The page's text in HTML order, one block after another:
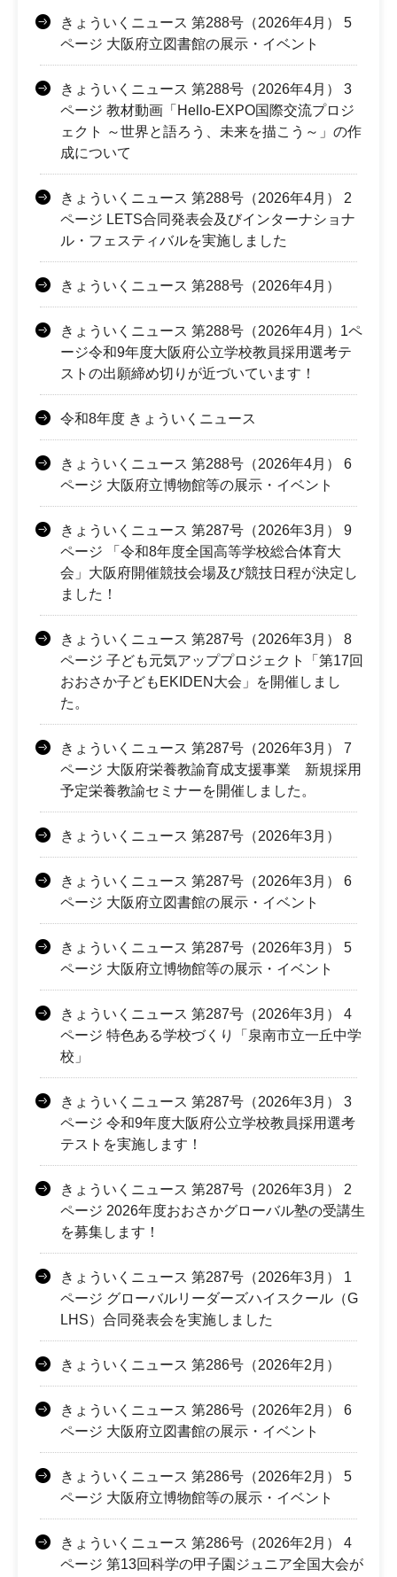
きょういくニュース 第288号（2026年4月） 5
ページ 大阪府立図書館の展示・イベント
きょういくニュース 第288号（2026年4月） 3
ページ 教材動画「Hello-EXPO国際交流プロジ
ェクト ～世界と語ろう、未来を描こう～」の作
成について
きょういくニュース 第288号（2026年4月） 2
ページ LETS合同発表会及びインターナショナ
ル・フェスティバルを実施しました
きょういくニュース 第288号（2026年4月）
きょういくニュース 第288号（2026年4月）1ペ
ージ令和9年度大阪府公立学校教員採用選考テ
ストの出願締め切りが近づいています！
令和8年度 きょういくニュース
きょういくニュース 第288号（2026年4月） 6
ページ 大阪府立博物館等の展示・イベント
きょういくニュース 第287号（2026年3月） 9
ページ 「令和8年度全国高等学校総合体育大
会」大阪府開催競技会場及び競技日程が決定し
ました！
きょういくニュース 第287号（2026年3月） 8
ページ 子ども元気アッププロジェクト「第17回
おおさか子どもEKIDEN大会」を開催しまし
た。
きょういくニュース 第287号（2026年3月） 7
ページ 大阪府栄養教諭育成支援事業 新規採用
予定栄養教諭セミナーを開催しました。
きょういくニュース 第287号（2026年3月）
きょういくニュース 第287号（2026年3月） 6
ページ 大阪府立図書館の展示・イベント
きょういくニュース 第287号（2026年3月） 5
ページ 大阪府立博物館等の展示・イベント
きょういくニュース 第287号（2026年3月） 4
ページ 特色ある学校づくり「泉南市立一丘中学
校」
きょういくニュース 第287号（2026年3月） 3
ページ 令和9年度大阪府公立学校教員採用選考
テストを実施します！
きょういくニュース 第287号（2026年3月） 2
ページ 2026年度おおさかグローバル塾の受講生
を募集します！
きょういくニュース 第287号（2026年3月） 1
ページ グローバルリーダーズハイスクール（G
LHS）合同発表会を実施しました
きょういくニュース 第286号（2026年2月）
きょういくニュース 第286号（2026年2月） 6
ページ 大阪府立図書館の展示・イベント
きょういくニュース 第286号（2026年2月） 5
ページ 大阪府立博物館等の展示・イベント
きょういくニュース 第286号（2026年2月） 4
ページ 第13回科学の甲子園ジュニア全国大会が